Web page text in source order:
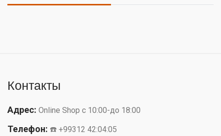
Контакты
Адрес: Online Shop с 10:00-до 18:00
Телефон: ☎️ +99312 42:04:05